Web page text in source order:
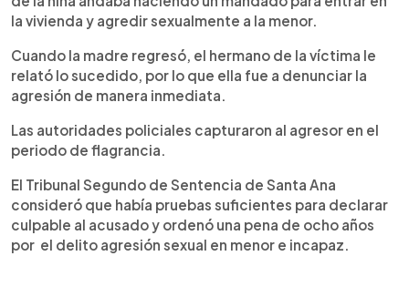
la vivienda y agredir sexualmente a la menor.
Cuando la madre regresó, el hermano de la víctima le
relató lo sucedido, por lo que ella fue a denunciar la
agresión de manera inmediata.
Las autoridades policiales capturaron al agresor en el
periodo de flagrancia.
El Tribunal Segundo de Sentencia de Santa Ana
consideró que había pruebas suficientes para declarar
culpable al acusado y ordenó una pena de ocho años
por el delito agresión sexual en menor e incapaz.